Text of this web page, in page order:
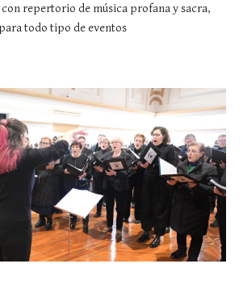
con repertorio de música profana y sacra,
para todo tipo de eventos